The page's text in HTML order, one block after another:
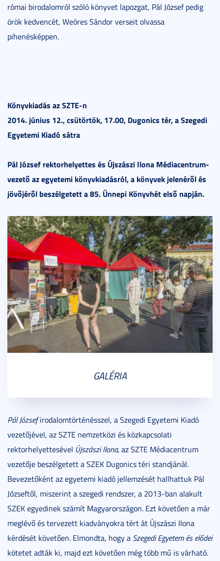
római birodalomról szóló könyvet lapozgat, Pál József pedig
örök kedvencét, Weöres Sándor verseit olvassa
pihenésképpen.
Könyvkiadás az SZTE-n
2014. június 12., csütörtök, 17.00, Dugonics tér, a Szegedi
Egyetemi Kiadó sátra
Pál József rektorhelyettes és Újszászi Ilona Médiacentrum-
vezető az egyetemi könyvkiadásról, a könyvek jelenéről és
jövőjéről beszélgetett a 85. Ünnepi Könyvhét első napján.
GALÉRIA
Pál Józsefirodalomtörténésszel, a Szegedi Egyetemi Kiadó
vezetőjével, az SZTE nemzetközi és közkapcsolati
rektorhelyettesével Újszászi Ilona,az SZTE Médiacentrum
vezetője beszélgetett a SZEK Dugonics téri standjánál.
Bevezetőként az egyetemi kiadó jellemzését hallhattuk Pál
Józseftől, miszerint a szegedi rendszer, a 2013-ban alakult
SZEK egyedinek számít Magyarországon. Ezt követően a már
meglévő és tervezett kiadványokra tért át Újszászi Ilona
kérdését követően. Elmondta, hogy a Szegedi Egyetem és elődei
kötetet adták ki, majd ezt követően még több mű is várható.